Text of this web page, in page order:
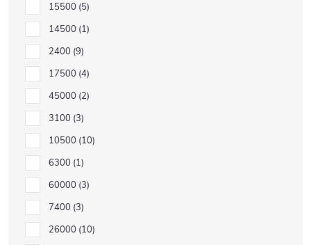
15500 5
14500 1
2400 9
17500 4
45000 2
3100 3
10500 10
6300 1
60000 3
7400 3
26000 10